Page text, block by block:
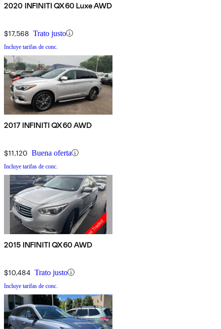
2020 INFINITI QX60 Luxe AWD
$17,568 Trato justo
Incluye tarifas de conc.
2017 INFINITI QX60 AWD
$11,120 Buena oferta
Incluye tarifas de conc.
2015 INFINITI QX60 AWD
$10,484 Trato justo
Incluye tarifas de conc.